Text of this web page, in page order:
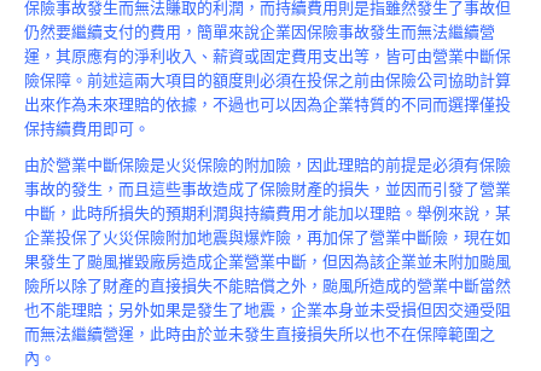
商品簡介
Product
保險事故發生而無法賺取的利潤，而持續費用則是指雖然發生了事故但
仍然要繼續支付的費用，簡單來說企業因保險事故發生而無法繼續營
運，其原應有的淨利收入、薪資或固定費用支出等，皆可由營業中斷保
險保障。前述這兩大項目的額度則必須在投保之前由保險公司協助計算
出來作為未來理賠的依據，不過也可以因為企業特質的不同而選擇僅投
保持續費用即可。
由於營業中斷保險是火災保險的附加險，因此理賠的前提是必須有保險
事故的發生，而且這些事故造成了保險財產的損失，並因而引發了營業
中斷，此時所損失的預期利潤與持續費用才能加以理賠。舉例來說，某
企業投保了火災保險附加地震與爆炸險，再加保了營業中斷險，現在如
果發生了颱風摧毀廠房造成企業營業中斷，但因為該企業並未附加颱風
險所以除了財產的直接損失不能賠償之外，颱風所造成的營業中斷當然
也不能理賠；另外如果是發生了地震，企業本身並未受損但因交通受阻
而無法繼續營運，此時由於並未發生直接損失所以也不在保障範圍之
內。